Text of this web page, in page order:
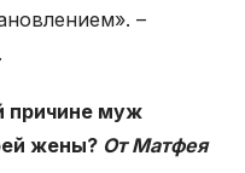
–
причине муж
жены? От Матфея